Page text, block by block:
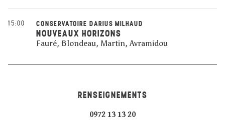
15:00 CONSERVATOIRE DARIUS MILHAUD
NOUVEAUX HORIZONS
Fauré, Blondeau, Martin, Avramidou
RENSEIGNEMENTS
0972 13 13 20